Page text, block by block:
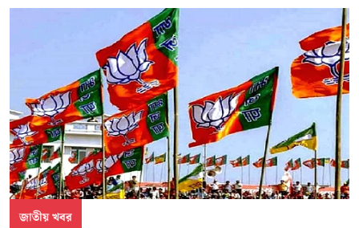
জাতীয় খবর